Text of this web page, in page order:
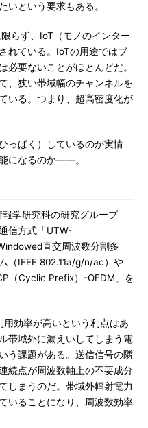
いという要求もある。
らず、IoT（モノのインター
れている。IoTの用途ではブ
必要ないことがほとんどだ。
、狭い帯域幅のチャンネルを
いる。つまり、超高密度化が
っぱく）しているのが実情
になるのか――。
学研究科の研究グループ
信方式「UTW-
直交周波数分割多
（IEEE 802.11a/g/n/ac）や
（Cyclic Prefix）-OFDM」を
効率が高いという利点はあ
帯域外に漏えいしてしまう電
う課題がある。送信信号の隣
続点が周波数軸上の不要成分
しまうのだ。帯域外輻射電力
いることになり、周波数効率